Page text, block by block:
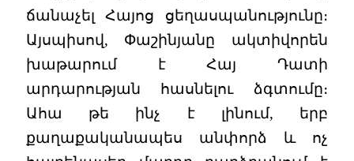
ճանաչել Հայոց ցեղասպանությունը։
Այսպիսով, Փաշինյանը ակտիվորեն
խաթարում է Հայ Դատի
արդարության հասնելու ձգտումը։
Ահա թե ինչ է լինում, երբ
քաղաքականապես անփորձ և ոչ